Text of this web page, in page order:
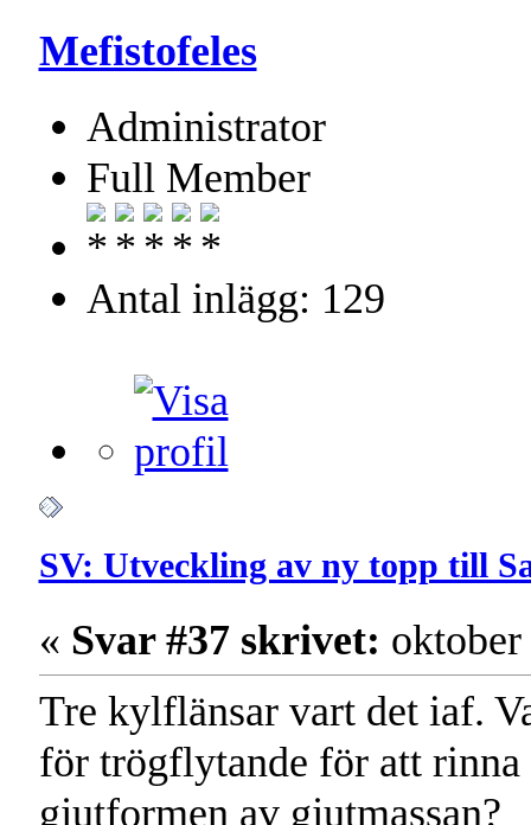
Mefistofeles
Administrator
Full Member
Antal inlägg: 129
SV: Utveckling av ny topp till
« Svar #37 skrivet:
Tre kylflänsar vart det iaf.
för trögflytande för att
gjutformen av gjutmassan?